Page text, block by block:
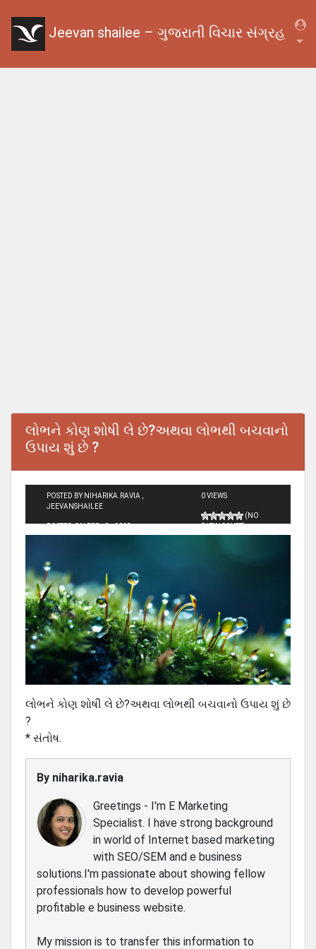
Jeevan shailee – ગુજરાતી વિચાર સંગ્રહ
લોભને કોણ શોષી લે છે?અથવા લોભથી બચવાનો
ઉપાય શું છે ?
POSTED BY NIHARIKA.RAVIA ,
JEEVANSHAILEE
POSTED ON FEB - 8 - 2025
0 VIEWS
(NO
RATINGS YET)
લોભને કોણ શોષી લે છે?અથવા લોભથી બચવાનો ઉપાય શું છે
?
* સંતોષ.
By niharika.ravia
Greetings - I'm E Marketing
Specialist. I have strong background
in world of Internet based marketing
with SEO/SEM and e business
solutions.I'm passionate about showing fellow
professionals how to develop powerful
profitable e business website.
My mission is to transfer this information to